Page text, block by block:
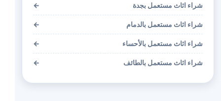
شراء اثاث مستعمل بجدة ←
شراء اثاث مستعمل بالدمام ←
شراء اثاث مستعمل بالأحساء ←
شراء اثاث مستعمل بالطائف ←